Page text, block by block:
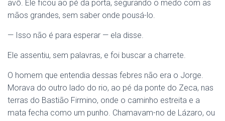
avô. Ele ficou ao pé da porta, segurando o medo com as
mãos grandes, sem saber onde pousá-lo.
— Isso não é para esperar — ela disse.
Ele assentiu, sem palavras, e foi buscar a charrete.
O homem que entendia dessas febres não era o Jorge.
Morava do outro lado do rio, ao pé da ponte do Zeca, nas
terras do Bastião Firmino, onde o caminho estreita e a
mata fecha como um punho. Chamavam-no de Lázaro, ou